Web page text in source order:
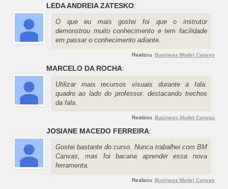
LEDA ANDREIA ZATESKO:
O que eu mais gostei foi que o instrutor
demonstrou muito conhecimento e tem facilidade
em passar o conhecimento adiante.
Realizou Business Model Canvas
MARCELO DA ROCHA:
Utilizar mais recursos visuais durante a fala.
quadro ao lado do professor. destacando trechos
da fala.
Realizou Business Model Canvas
JOSIANE MACEDO FERREIRA:
Gostei bastante do curso. Nunca trabalhei com BM
Canvas, mas foi bacana aprender essa nova
ferramenta.
Realizou Business Model Canvas